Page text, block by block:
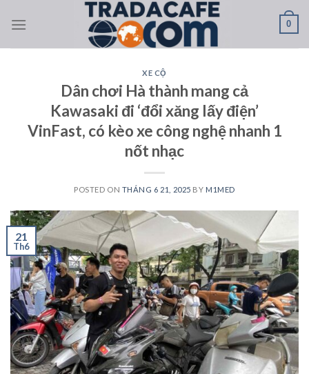
0
XE CỘ
Dân chơi Hà thành mang cả
Kawasaki đi ‘đổi xăng lấy điện’
VinFast, có kèo xe công nghệ nhanh 1
nốt nhạc
POSTED ON THÁNG 6 21, 2025 BY M1MED
21
Th6